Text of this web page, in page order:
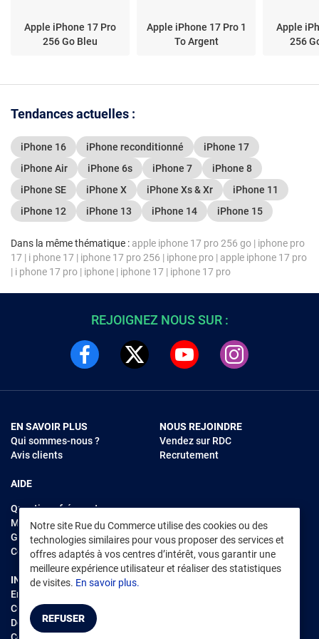
Apple iPhone 17 Pro
256 Go Bleu
Apple iPhone 17 Pro 1
To Argent
Apple
256
Tendances actuelles :
iPhone 16 iPhone reconditionné
iPhone 17
iPhone Air
iPhone 6s iPhone 7
iPhone 8
iPhone SE
iPhone X iPhone Xs & Xr
iPhone 11
iPhone 12
iPhone 13 iPhone 14 iPhone 15
Dans la même thématique : apple iphone 17 pro 256 go | iphone pro
17 | i phone 17 | iphone 17 pro 256 | iphone pro | apple iphone 17 pro
| i phone 17 pro | iphone | iphone 17 | iphone 17 pro
Notre site Rue du Commerce utilise des cookies ou des
technologies similaires pour vous proposer des services et
offres adaptés à vos centres d’intérêt, vous garantir une
meilleure expérience utilisateur et réaliser des statistiques
de visites. En savoir plus.
REFUSER
REJOIGNEZ NOUS SUR :
EN SAVOIR PLUS
Qui sommes-nous ?
Avis clients
AIDE
Questions fréquentes
Modes de règlements
Garantie et retours
Contacter Rue du Commerce
NOUS REJOINDRE
Vendez sur RDC
Recrutement
INFORMATIONS LÉGALES
Environnement
CGV /CGU Marketplace
Données personnelles